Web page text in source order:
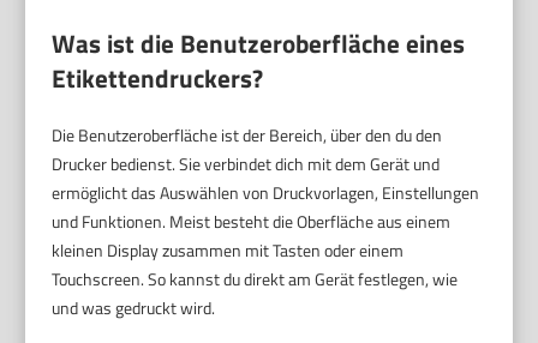
Was ist die Benutzeroberfläche eines
Etikettendruckers?
Die Benutzeroberfläche ist der Bereich, über den du den
Drucker bedienst. Sie verbindet dich mit dem Gerät und
ermöglicht das Auswählen von Druckvorlagen, Einstellungen
und Funktionen. Meist besteht die Oberfläche aus einem
kleinen Display zusammen mit Tasten oder einem
Touchscreen. So kannst du direkt am Gerät festlegen, wie
und was gedruckt wird.